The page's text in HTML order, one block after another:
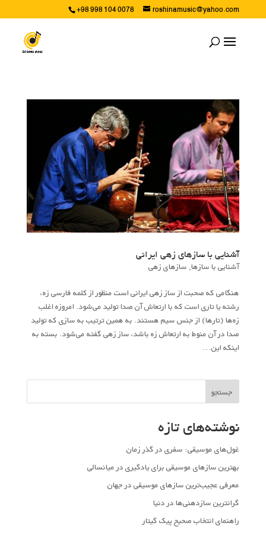
+98 998 104 0078 roshinamusic@yahoo.com
آشنایی با سازهای زهی ایرانی
آشنایی با سازها, سازهای زهی
هنگامی که صحبت از ساز زهی ایرانی است منظور از کلمه فارسی زه،
رشته‌‌ یا تاری است که با ارتعاش آن صدا تولید می‌شود. امروزه اغلب
زه‌‌ها (تارها) از جنس سیم هستند. به همین ترتیب به سازی که تولید
صدا در آن منوط به ارتعاش زه باشد، ساز زهی گفته می‌شود. بسته به
اینکه این...
جستجو
نوشته‌های تازه
غول‌های موسیقی: سفری در گذر زمان
بهترین سازهای موسیقی برای یادگیری در میانسالی
معرفی عجیب‌ترین سازهای موسیقی در جهان
گرانترین سازدهنی‌ها در دنیا
راهنمای انتخاب صحیح پیک گیتار